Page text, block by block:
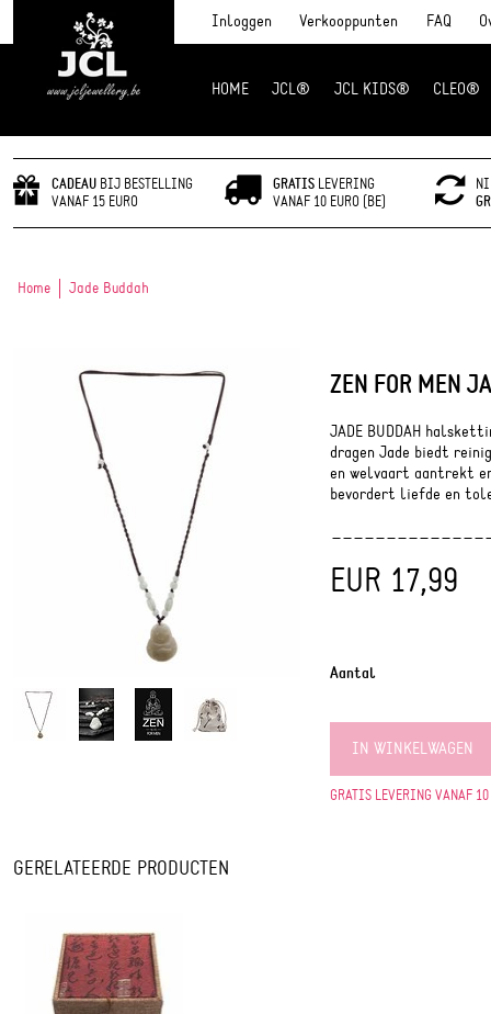
Inloggen Verkooppunten FAQ
HOME JCL® JCL KIDS® CLEO®
CADEAU BIJ BESTELLING
VANAF 15 EURO
GRATISLEVERING
VANAF 10 EURO (BE)
Home Jade Buddah
ZEN FOR MEN
JADE BUDDAH
dragen Jade biedt
en welvaart aantrekt
bevordert liefde en
EUR 17,99
Aantal
IN WINKELWAGEN
GRATIS LEVERING VANAF 10
GERELATEERDE PRODUCTEN